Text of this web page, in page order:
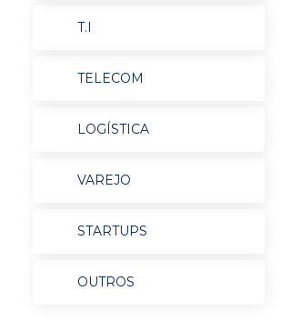
T.I
TELECOM
LOGÍSTICA
VAREJO
STARTUPS
OUTROS